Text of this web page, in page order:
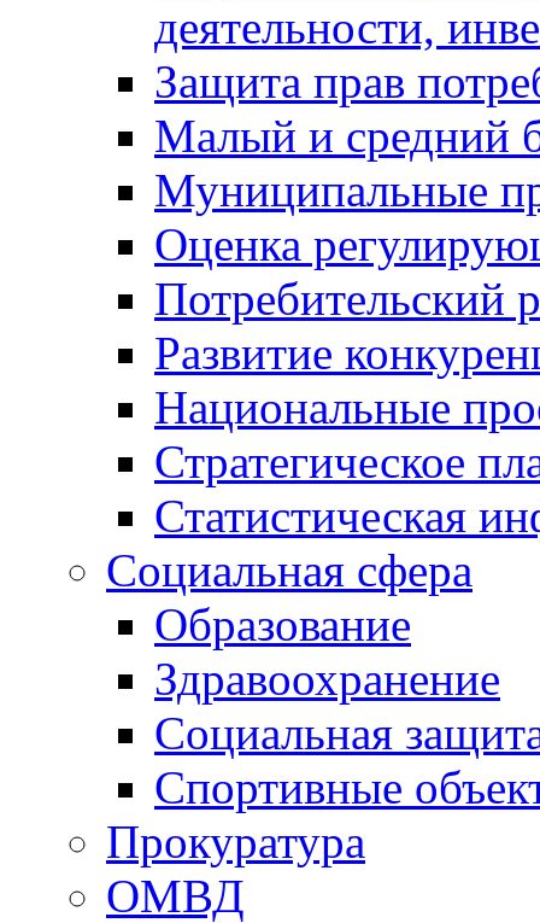
деятельности,
Защита прав
Малый и средний
Муниципальные
Оценка
Потребительский
Развитие
Национальные
Стратегическое
Статистическая
Социальная сфера
Образование
Здравоохранение
Социальная
Спортивные
Прокуратура
ОМВД